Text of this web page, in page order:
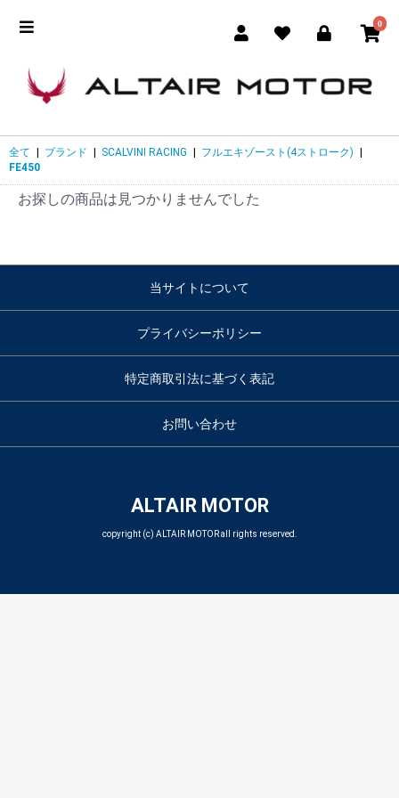
0
全て ブランド SCALVINI RACING フルエキゾースト(4ストローク)
FE450
お探しの商品は見つかりませんでした
当サイトについて
プライバシーポリシー
特定商取引法に基づく表記
お問い合わせ
ALTAIR MOTOR
copyright (c) ALTAIR MOTOR all rights reserved.